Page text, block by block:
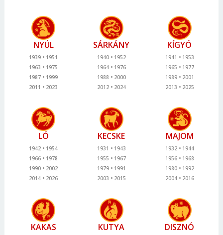
NYÚL
1939
1951
1963
1975
1987
1999
2011
2023
SÁRKÁNY
1940
1952
1964
1976
1988
2000
2012
2024
KÍGYÓ
1941
1953
1965
1977
1989
2001
2013
2025
LÓ
1942
1954
1966
1978
1990
2002
2014
2026
KECSKE
1931
1943
1955
1967
1979
1991
2003
2015
MAJOM
1932
1944
1956
1968
1980
1992
2004
2016
KAKAS KUTYA DISZNÓ